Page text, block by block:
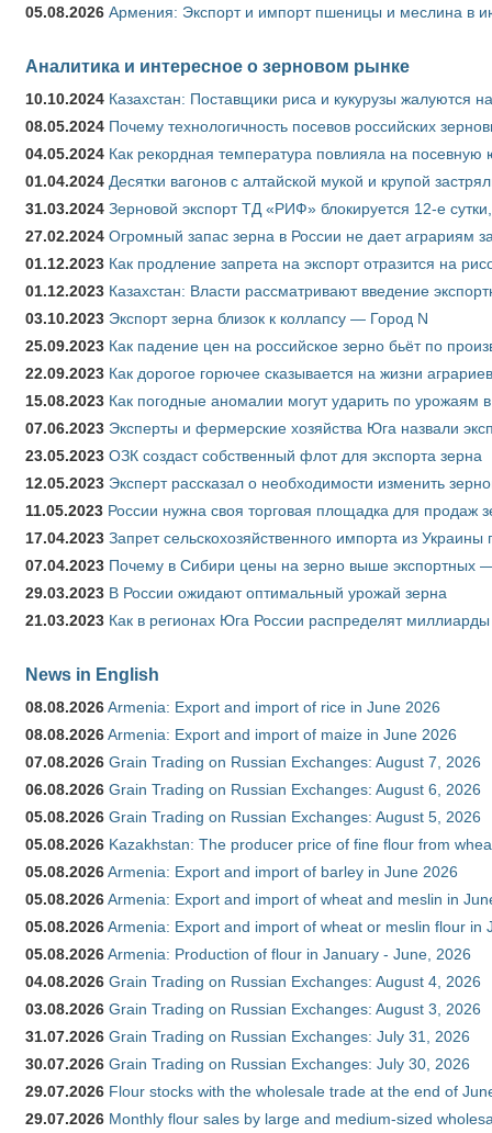
05.08.2026 Армения: Экспорт и импорт пшеницы и меслина в
Аналитика и интересное о зерновом рынке
10.10.2024 Казахстан: Поставщики риса и кукурузы жалуются
08.05.2024 Почему технологичность посевов российских
04.05.2024 Как рекордная температура повлияла на
01.04.2024 Десятки вагонов с алтайской мукой и крупой
31.03.2024 Зерновой экспорт ТД «РИФ» блокируется 12-е
27.02.2024 Огромный запас зерна в России не дает аграриям
01.12.2023 Как продление запрета на экспорт отразится на
01.12.2023 Казахстан: Власти рассматривают введение
03.10.2023 Экспорт зерна близок к коллапсу — Город N
25.09.2023 Как падение цен на российское зерно бьёт по
22.09.2023 Как дорогое горючее сказывается на жизни аграриев
15.08.2023 Как погодные аномалии могут ударить по урожаям
07.06.2023 Эксперты и фермерские хозяйства Юга назвали
23.05.2023 ОЗК создаст собственный флот для экспорта зерна
12.05.2023 Эксперт рассказал о необходимости изменить
11.05.2023 России нужна своя торговая площадка для продаж
17.04.2023 Запрет сельскохозяйственного импорта из
07.04.2023 Почему в Сибири цены на зерно выше экспортных
29.03.2023 В России ожидают оптимальный урожай зерна
21.03.2023 Как в регионах Юга России распределят
News in English
08.08.2026Armenia: Export and import of rice in June 2026
08.08.2026Armenia: Export and import of maize in June 2026
07.08.2026 Grain Trading on Russian Exchanges: August 7, 2026
06.08.2026 Grain Trading on Russian Exchanges: August 6, 2026
05.08.2026 Grain Trading on Russian Exchanges: August 5, 2026
05.08.2026 Kazakhstan: The producer price of fine flour from
05.08.2026Armenia: Export and import of barley in June 2026
05.08.2026Armenia: Export and import of wheat and meslin in
05.08.2026Armenia: Export and import of wheat or meslin flour in
05.08.2026Armenia: Production of flour in January - June, 2026
04.08.2026 Grain Trading on Russian Exchanges: August 4, 2026
03.08.2026 Grain Trading on Russian Exchanges: August 3, 2026
31.07.2026 Grain Trading on Russian Exchanges: July 31, 2026
30.07.2026 Grain Trading on Russian Exchanges: July 30, 2026
29.07.2026 Flour stocks with the wholesale trade at the end of
29.07.2026 Monthly flour sales by large and medium-sized